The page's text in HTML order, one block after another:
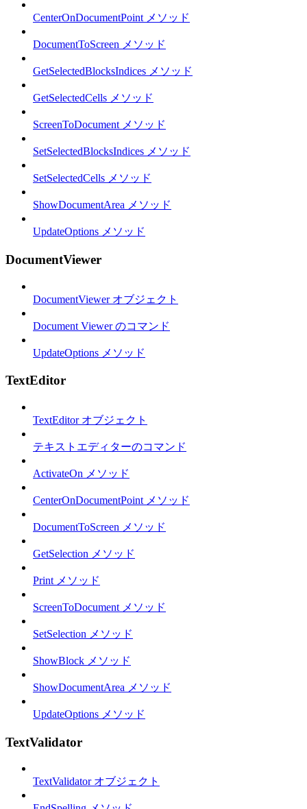
CenterOnDocumentPoint メソッド
DocumentToScreen メソッド
GetSelectedBlocksIndices メソッド
GetSelectedCells メソッド
ScreenToDocument メソッド
SetSelectedBlocksIndices メソッド
SetSelectedCells メソッド
ShowDocumentArea メソッド
UpdateOptions メソッド
DocumentViewer
DocumentViewer オブジェクト
Document Viewer のコマンド
UpdateOptions メソッド
TextEditor
TextEditor オブジェクト
テキストエディターのコマンド
ActivateOn メソッド
CenterOnDocumentPoint メソッド
DocumentToScreen メソッド
GetSelection メソッド
Print メソッド
ScreenToDocument メソッド
SetSelection メソッド
ShowBlock メソッド
ShowDocumentArea メソッド
UpdateOptions メソッド
TextValidator
TextValidator オブジェクト